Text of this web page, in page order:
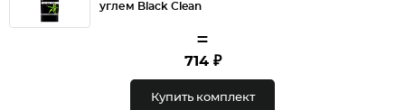
углем Black Clean
=
714 ₽
Купить комплект